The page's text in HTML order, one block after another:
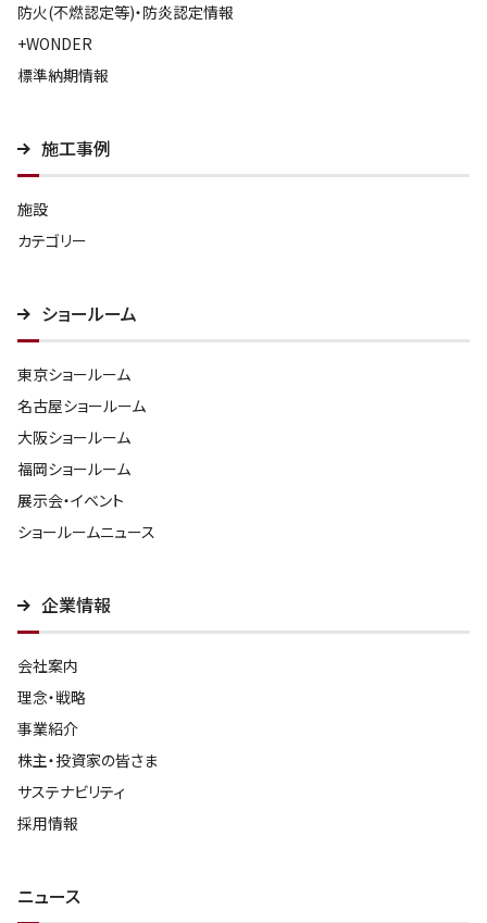
防火(不燃認定等)・防炎認定情報
+WONDER
標準納期情報
施工事例
施設
カテゴリー
ショールーム
東京ショールーム
名古屋ショールーム
大阪ショールーム
福岡ショールーム
展示会・イベント
ショールームニュース
企業情報
会社案内
理念・戦略
事業紹介
株主・投資家の皆さま
サステナビリティ
採用情報
ニュース